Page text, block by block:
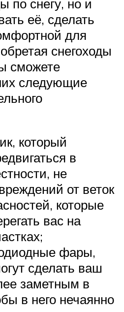
по снегу, но и
её, сделать
для
снегоходы
сможете
следующие
который
в
не
от веток
которые
вас на
фары,
сделать ваш
заметным в
в него нечаянно